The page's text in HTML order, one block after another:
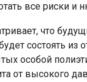
все риски и
что
состоять из
особой
от высокого